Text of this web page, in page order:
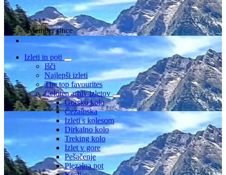
Member since
Izleti in poti
Išči
Najlepši izleti
The top favourites
Celoten arhiv izletov
Gorsko kolo
Čezalpska
Izleti s kolesom
Dirkalno kolo
Treking kolo
Izlet v gore
Pešačenje
Plezalna pot